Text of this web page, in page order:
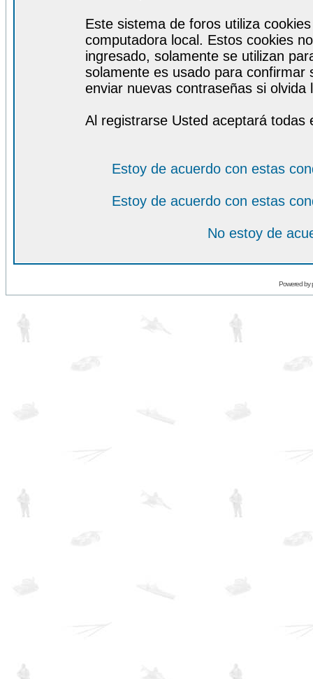
Este sistema de foros utiliza
computadora local. Estos cookies
ingresado, solamente se utilizan
solamente es usado para
enviar nuevas contraseñas si olvida
Al registrarse Usted aceptará todas
Estoy de acuerdo con estas
Estoy de acuerdo con estas
No estoy de
Powered by